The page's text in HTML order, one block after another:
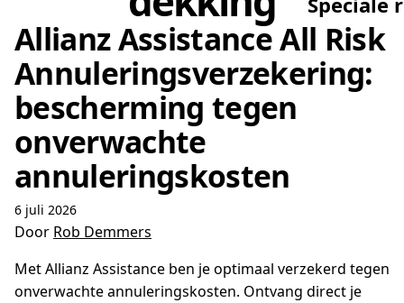
Allianz Assistance All Risk
Annuleringsverzekering:
bescherming tegen
onverwachte
annuleringskosten
6 juli 2026
Door Rob Demmers
Met Allianz Assistance ben je optimaal verzekerd tegen
onverwachte annuleringskosten. Ontvang direct je